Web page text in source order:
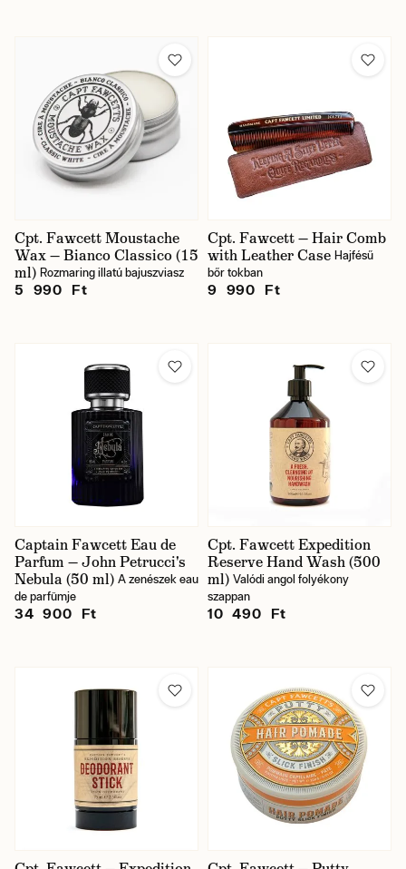
Cpt. Fawcett Moustache
Wax — Bianco Classico (15
ml) Rozmaring illatú bajuszviasz
5 990 Ft
Cpt. Fawcett — Hair Comb
with Leather Case Hajfésű
bőr tokban
9 990 Ft
Captain Fawcett Eau de
Parfum — John Petrucci's
Nebula (50 ml) A zenészek eau
de parfümje
34 900 Ft
Cpt. Fawcett Expedition
Reserve Hand Wash (500
ml) Valódi angol folyékony
szappan
10 490 Ft